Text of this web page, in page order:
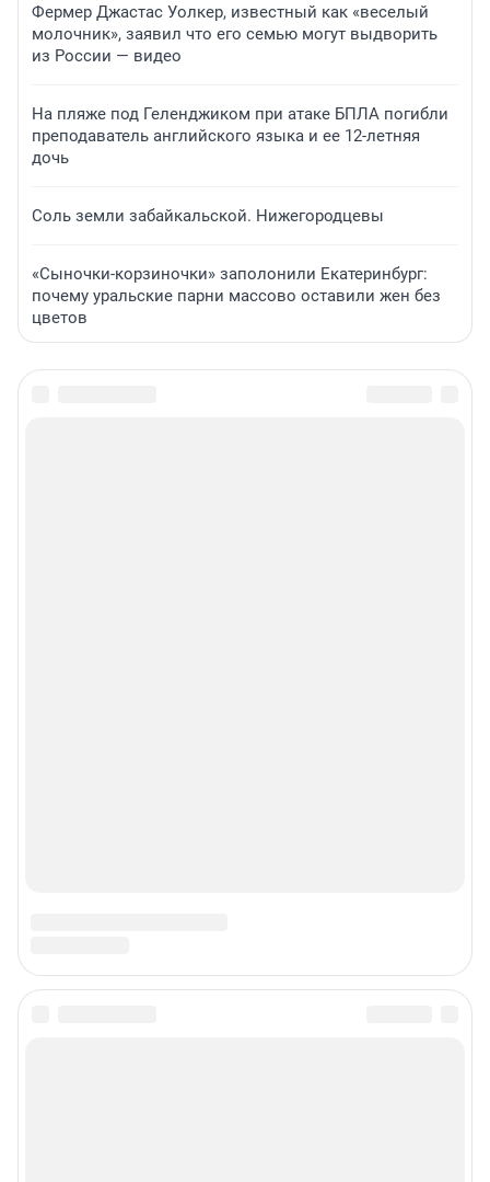
Фермер Джастас Уолкер, известный как «веселый
молочник», заявил что его семью могут выдворить
из России — видео
На пляже под Геленджиком при атаке БПЛА погибли
преподаватель английского языка и ее 12-летняя
дочь
Соль земли забайкальской. Нижегородцевы
«Сыночки-корзиночки» заполонили Екатеринбург:
почему уральские парни массово оставили жен без
цветов